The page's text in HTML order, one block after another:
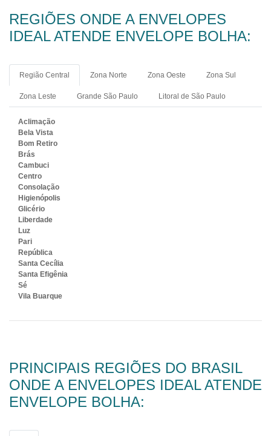
REGIÕES ONDE A ENVELOPES
IDEAL ATENDE ENVELOPE BOLHA:
Região Central Zona Norte Zona Oeste Zona Sul
Zona Leste Grande São Paulo Litoral de São Paulo
Aclimação
Bela Vista
Bom Retiro
Brás
Cambuci
Centro
Consolação
Higienópolis
Glicério
Liberdade
Luz
Pari
República
Santa Cecília
Santa Efigênia
Sé
Vila Buarque
PRINCIPAIS REGIÕES DO BRASIL
ONDE A ENVELOPES IDEAL ATENDE
ENVELOPE BOLHA: